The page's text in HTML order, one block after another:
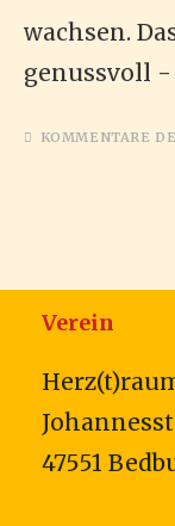
wachsen.
genussvoll
KOMMENTARE
Verein
47551